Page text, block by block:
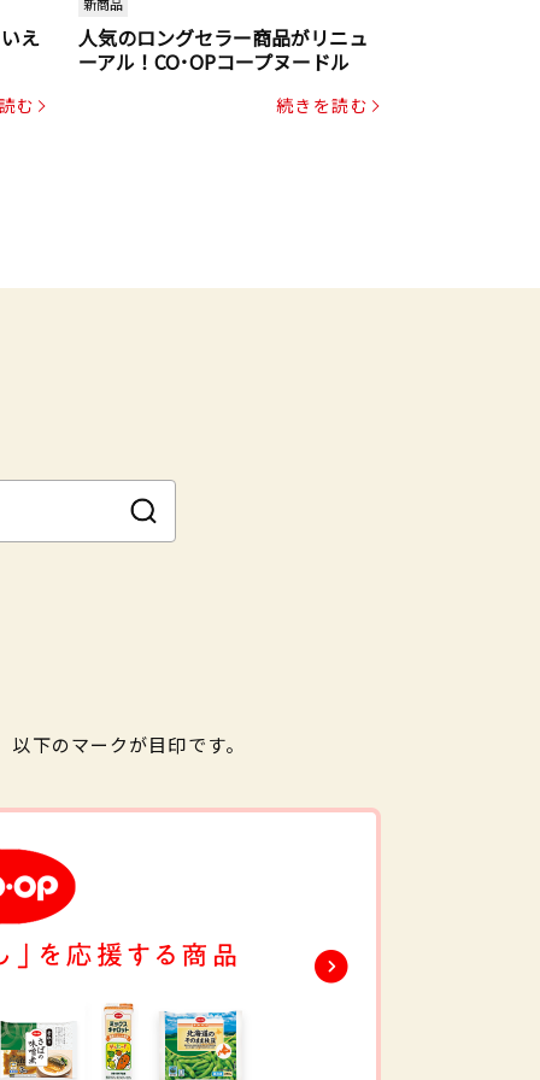
え
む
新商品
人気のロングセラー商品がリニュ
ーアル！CO･OPコープヌードル
続きを読む
下のマークが目印です。